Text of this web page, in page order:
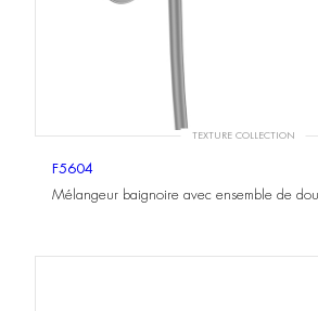
TEXTURE COLLECTION
F5604
Mélangeur baignoire avec ensemble de